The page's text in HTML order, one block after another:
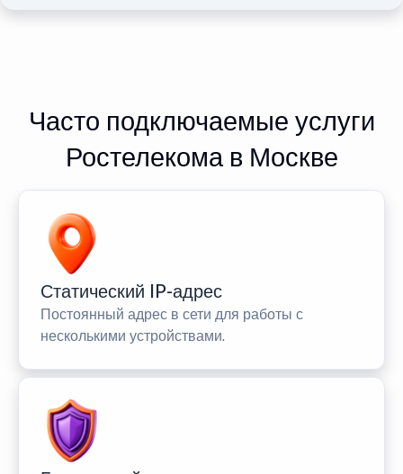
Часто подключаемые услуги
Ростелекома в Москве
Статический IP-адрес
Постоянный адрес в сети для работы с
несколькими устройствами.